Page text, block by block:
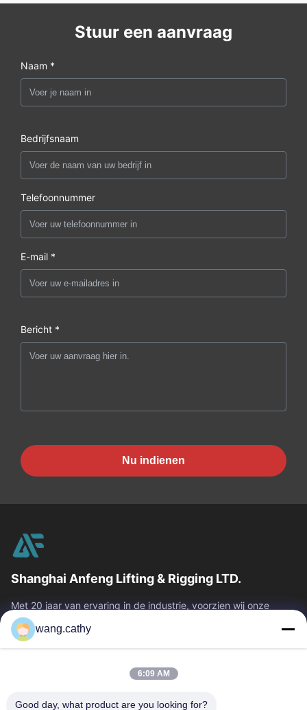
Stuur een aanvraag
Naam *
Bedrijfsnaam
Telefoonnummer
E-mail *
Bericht *
Nu indienen
Shanghai Anfeng Lifting & Rigging LTD.
Met 20 jaar van ervaring in de industrie, voorzien wij onze
klanten van premie die & producten en douane-ontworpen het
opheffen oplossingen...
Snelle Links
Producten
Video's
Ongeveer Ons
wang.cathy
6:09 AM
Good day, what product are you looking for?